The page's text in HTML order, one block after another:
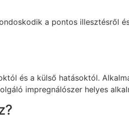
a pontos illesztésről
és a külső hatásoktól.
impregnálószer helyes